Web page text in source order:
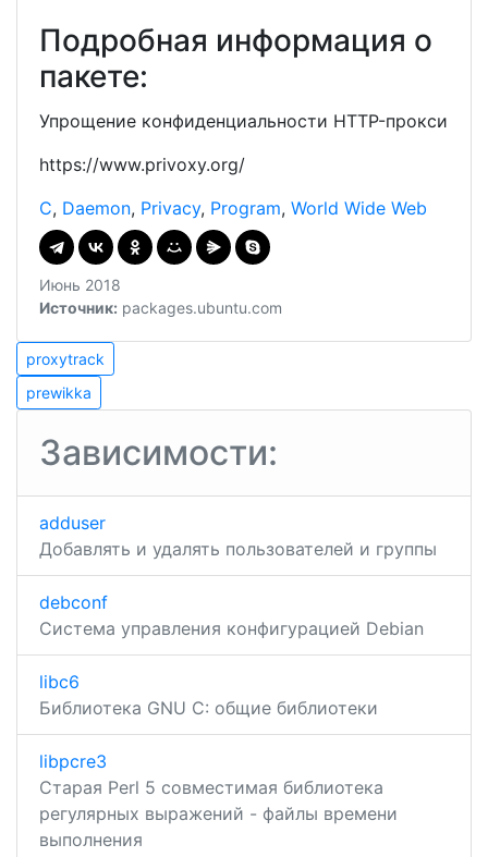
Подробная информация о
пакете:
Упрощение конфиденциальности HTTP-прокси
https://www.privoxy.org/
C, Daemon, Privacy, Program, World Wide Web
Июнь 2018
Источник: packages.ubuntu.com
Навигация
по
записям
proxytrack
proxytrack
prewikka
prewikka
Зависимости:
adduser
Добавлять и удалять пользователей и группы
debconf
Система управления конфигурацией Debian
libc6
Библиотека GNU C: общие библиотеки
libpcre3
Старая Perl 5 совместимая библиотека
регулярных выражений - файлы времени
выполнения